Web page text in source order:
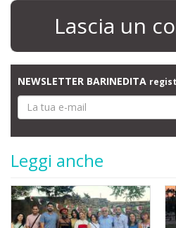
Lascia un
NEWSLETTER BARINEDITA
Leggi anche